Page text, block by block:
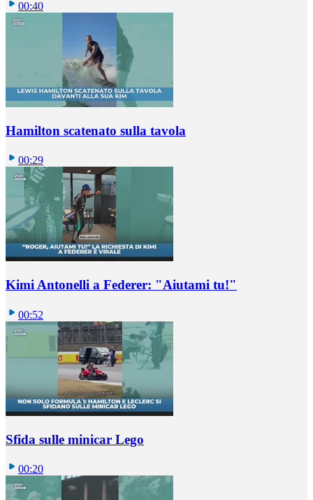
00:40
Hamilton scatenato sulla tavola
00:29
Kimi Antonelli a Federer: "Aiutami tu!"
00:52
Sfida sulle minicar Lego
00:20